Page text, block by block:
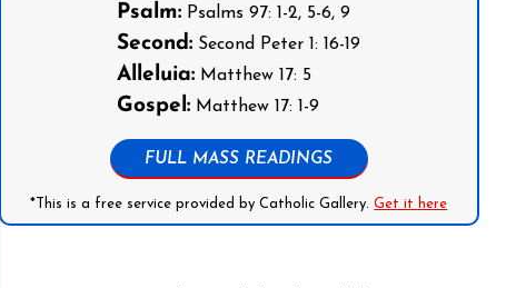
Psalm: Psalms 97: 1-2, 5-6, 9
Second: Second Peter 1: 16-19
Alleluia: Matthew 17: 5
Gospel: Matthew 17: 1-9
FULL MASS READINGS
*This is a free service provided by Catholic Gallery.Get it here